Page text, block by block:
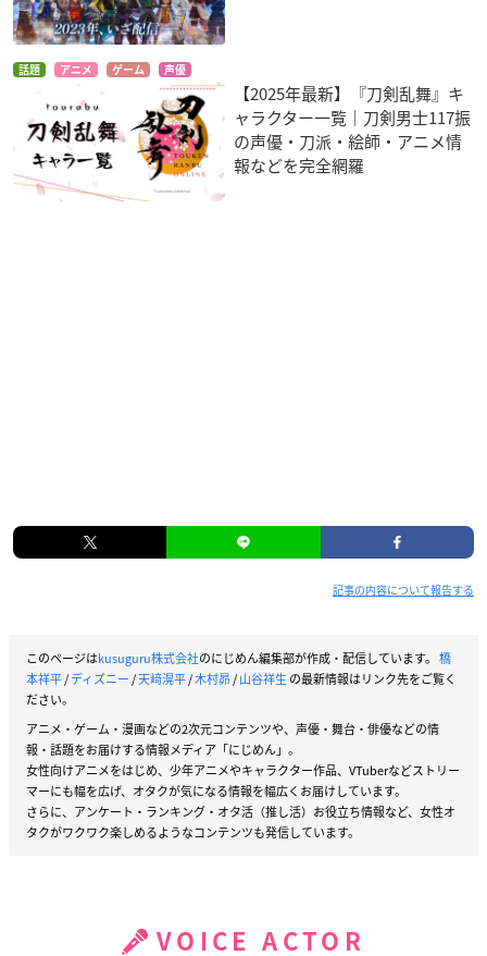
話題 アニメ ゲーム 声優
【2025年最新】『刀剣乱舞』キ
ャラクター一覧｜刀剣男士117振
の声優・刀派・絵師・アニメ情
報などを完全網羅
記事の内容について報告する
このページはkusuguru株式会社のにじめん編集部が作成・配信しています。 橋
本祥平/ディズニー/天﨑滉平/木村昴/山谷祥生 の最新情報はリンク先をご覧く
ださい。
アニメ・ゲーム・漫画などの2次元コンテンツや、声優・舞台・俳優などの情
報・話題をお届けする情報メディア「にじめん」。
女性向けアニメをはじめ、少年アニメやキャラクター作品、VTuberなどストリー
マーにも幅を広げ、オタクが気になる情報を幅広くお届けしています。
さらに、アンケート・ランキング・オタ活（推し活）お役立ち情報など、女性オ
タクがワクワク楽しめるようなコンテンツも発信しています。
VOICE ACTOR